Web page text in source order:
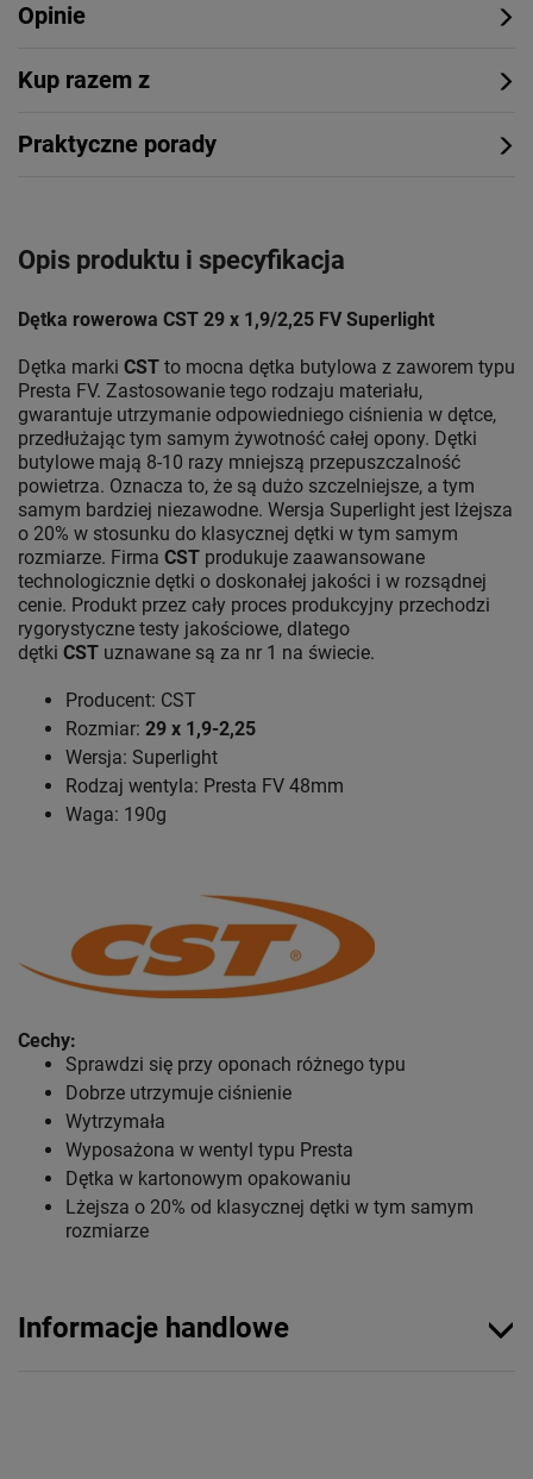
Opinie
Kup razem z
Praktyczne porady
Opis produktu i specyfikacja
Dętka rowerowa CST 29 x 1,9/2,25 FV Superlight
Dętka marki CST to mocna dętka butylowa z zaworem typu
Presta FV. Zastosowanie tego rodzaju materiału,
gwarantuje utrzymanie odpowiedniego ciśnienia w dętce,
przedłużając tym samym żywotność całej opony. Dętki
butylowe mają 8-10 razy mniejszą przepuszczalność
powietrza. Oznacza to, że są dużo szczelniejsze, a tym
samym bardziej niezawodne. Wersja Superlight jest lżejsza
o 20% w stosunku do klasycznej dętki w tym samym
rozmiarze. Firma CST produkuje zaawansowane
technologicznie dętki o doskonałej jakości i w rozsądnej
cenie. Produkt przez cały proces produkcyjny przechodzi
rygorystyczne testy jakościowe, dlatego
dętki CST uznawane są za nr 1 na świecie.
Producent: CST
Rozmiar: 29 x 1,9-2,25
Wersja: Superlight
Rodzaj wentyla: Presta FV 48mm
Waga: 190g
Cechy:
Sprawdzi się przy oponach różnego typu
Dobrze utrzymuje ciśnienie
Wytrzymała
Wyposażona w wentyl typu Presta
Dętka w kartonowym opakowaniu
Lżejsza o 20% od klasycznej dętki w tym samym
rozmiarze
Informacje handlowe